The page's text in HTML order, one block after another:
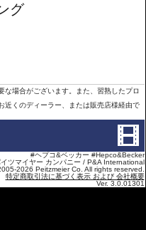
グ
場合がございます。また、習熟したプロ
くのディーラー、または販売店様経由で
#ヘプコ&ベッカー #Hepco&Becker
イツマイヤー カンパニー / P&A International
2026 Peitzmeier Co. All rights reserved.
特定商取引法に基づく表示 および 会社概要
Ver. 3.0.01301